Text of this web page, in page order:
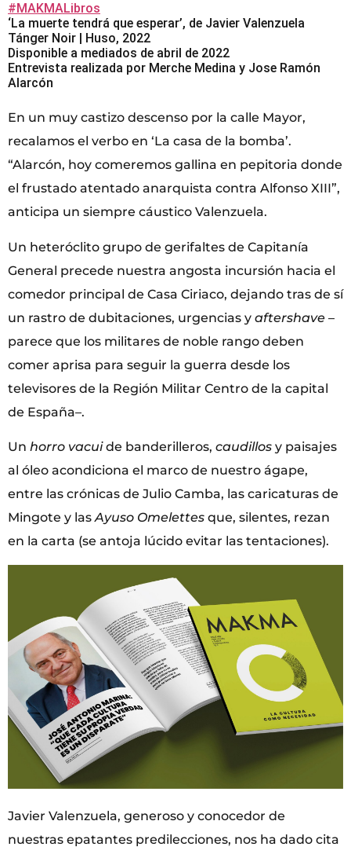
#MAKMALibros
‘La muerte tendrá que esperar’, de Javier Valenzuela
Tánger Noir | Huso, 2022
Disponible a mediados de abril de 2022
Entrevista realizada por Merche Medina y Jose Ramón
Alarcón
En un muy castizo descenso por la calle Mayor,
recalamos el verbo en ‘La casa de la bomba’.
“Alarcón, hoy comeremos gallina en pepitoria donde
el frustado atentado anarquista contra Alfonso XIII”,
anticipa un siempre cáustico Valenzuela.
Un heteróclito grupo de gerifaltes de Capitanía
General precede nuestra angosta incursión hacia el
comedor principal de Casa Ciriaco, dejando tras de sí
un rastro de dubitaciones, urgencias y aftershave –
parece que los militares de noble rango deben
comer aprisa para seguir la guerra desde los
televisores de la Región Militar Centro de la capital
de España–.
Un horro vacuide banderilleros, caudillos y paisajes
al óleo acondiciona el marco de nuestro ágape,
entre las crónicas de Julio Camba, las caricaturas de
Mingote y lasAyuso Omelettes que, silentes, rezan
en la carta (se antoja lúcido evitar las tentaciones).
Javier Valenzuela, generoso y conocedor de
nuestras epatantes predilecciones, nos ha dado cita